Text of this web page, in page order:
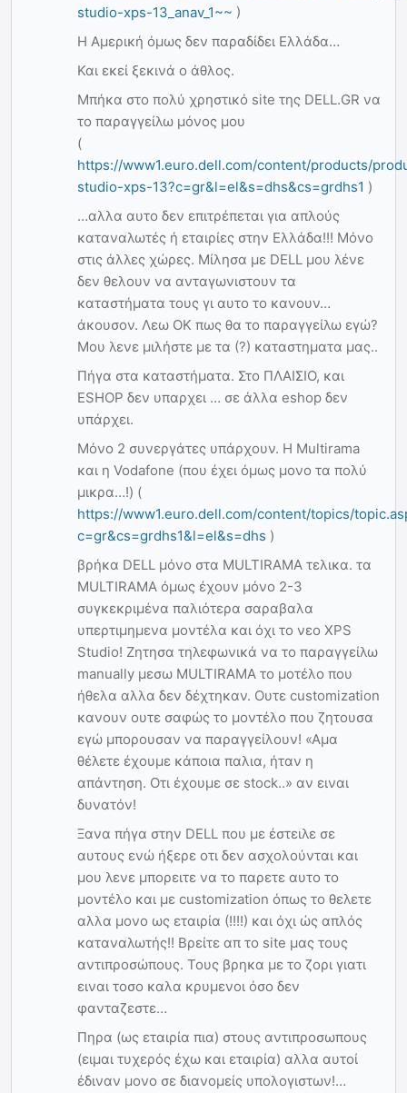
studio-xps-13_anav_1~~ )
Η Αμερική όμως δεν παραδίδει Ελλάδα…
Και εκεί ξεκινά ο άθλος.
Μπήκα στο πολύ χρηστικό site της DELL.GR να
το παραγγείλω μόνος μου
(
https://www1.euro.dell.com/content/products/
studio-xps-13?c=gr&l=el&s=dhs&cs=grdhs1 )
…αλλα αυτο δεν επιτρέπεται για απλούς
καταναλωτές ή εταιρίες στην Ελλάδα!!! Μόνο
στις άλλες χώρες. Μίλησα με DELL μου λένε
δεν θελουν να ανταγωνιστουν τα
καταστήματα τους γι αυτο το κανουν…
άκουσον. Λεω ΟΚ πως θα το παραγγείλω εγώ?
Μου λενε μιλήστε με τα (?) καταστηματα μας..
Πήγα στα καταστήματα. Στο ΠΛΑΙΣΙΟ, και
ESHOP δεν υπαρχει … σε άλλα eshop δεν
υπάρχει.
Μόνο 2 συνεργάτες υπάρχουν. Η Multirama
και η Vodafone (που έχει όμως μονο τα πολύ
μικρα…!) (
https://www1.euro.dell.com/content/topics/
c=gr&cs=grdhs1&l=el&s=dhs )
βρήκα DELL μόνο στα MULTIRAMA τελικα. τα
MULTIRAMA όμως έχουν μόνο 2-3
συγκεκριμένα παλιότερα σαραβαλα
υπερτιμημενα μοντέλα και όχι το νεο XPS
Studio! Ζητησα τηλεφωνικά να το παραγγείλω
manually μεσω MULTIRAMA το μοτέλο που
ήθελα αλλα δεν δέχτηκαν. Ουτε customization
κανουν ουτε σαφώς το μοντέλο που ζητουσα
εγώ μπορουσαν να παραγγείλουν! «Αμα
θέλετε έχουμε κάποια παλια, ήταν η
απάντηση. Οτι έχουμε σε stock..» αν ειναι
δυνατόν!
Ξανα πήγα στην DELL που με έστειλε σε
αυτους ενώ ήξερε οτι δεν ασχολούνται και
μου λενε μπορειτε να το παρετε αυτο το
μοντέλο και με customization όπως το θελετε
αλλα μονο ως εταιρία (!!!!) και όχι ώς απλός
καταναλωτής!! Βρείτε απ το site μας τους
αντιπροσώπους. Τους βρηκα με το ζορι γιατι
ειναι τοσο καλα κρυμενοι όσο δεν
φανταζεστε…
Πηρα (ως εταιρία πια) στους αντιπροσωπους
(ειμαι τυχερός έχω και εταιρία) αλλα αυτοί
έδιναν μονο σε διανομείς υπολογιστων!…